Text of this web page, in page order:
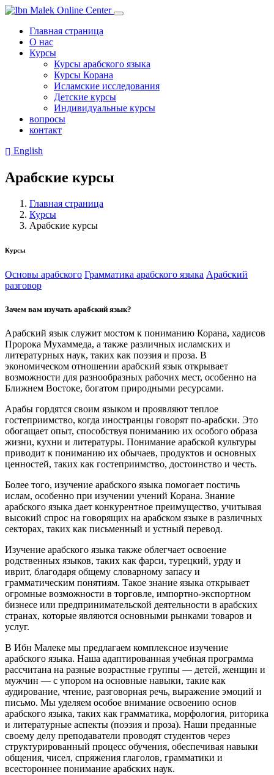
Главная страница
О нас
Курсы
Курсы арабского языка
Курсы Корана
Исламские исследования
Детские курсы
Индивидуальные курсы
вопросы
контакт
English
Арабские курсы
Главная страница
Курсы
Арабские курсы
Курсы
Основы арабского Грамматика арабского языка Арабский
разговор
Зачем вам изучать арабский язык?
Арабский язык служит мостом к пониманию Корана, хадисов
Пророка Мухаммеда, а также различных исламских и
литературных наук, таких как поэзия и проза. В
экономическом отношении арабский язык открывает
возможности для разнообразных рабочих мест, особенно на
Ближнем Востоке, богатом природными ресурсами.
Арабы гордятся своим языком и проявляют теплое
гостеприимство, когда иностранцы говорят по-арабски. Это
обогащает опыт, способствуя пониманию их особого образа
жизни, кухни и литературы. Понимание арабской культуры
приводит к пониманию их обычаев, продуктов и основных
ценностей, таких как гостеприимство, достоинство и честь.
Более того, изучение арабского языка помогает постичь
ислам, особенно при изучении учений Корана. Знание
арабского языка дает конкурентное преимущество, учитывая
высокий спрос на говорящих на арабском языке в различных
секторах, таких как письменный и устный перевод.
Изучение арабского языка также облегчает освоение
родственных языков, таких как фарси, турецкий, урду и
иврит, благодаря общему словарному запасу и
грамматическим понятиям. Такое знание языка открывает
огромные возможности в торговле, импортно-экспортном
бизнесе или предпринимательской деятельности в арабских
странах, которые являются основными рынками товаров и
услуг.
В Ибн Малеке мы предлагаем комплексное изучение
арабского языка. Наша адаптированная учебная программа
рассчитана на разные возрастные группы — детей, женщин и
мужчин — с упором на основные навыки, такие как
аудирование, чтение, разговорная речь, выражение эмоций и
письмо. Мы уделяем особое внимание освоению основ
арабского языка, таких как грамматика, морфология, риторика
и литературные аспекты (поэзия и проза). Наши преданные
своему делу преподаватели проводят студентов через
структурированный процесс обучения, обеспечивая навыки
общения, чисел, спряжения глаголов, грамматики и
всестороннее понимание арабских наук.